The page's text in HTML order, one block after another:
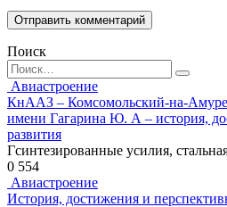
Поиск
Search
for:
Авиастроение
КнААЗ – Комсомольский-на-
имени Гагарина Ю. А – история,
развития
Гсинтезированные усилия,
0 554
Авиастроение
История, достижения и